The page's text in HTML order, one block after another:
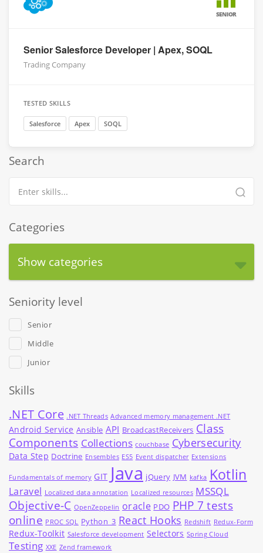
SENIOR
Senior Salesforce Developer | Apex, SOQL
Trading Company
TESTED SKILLS
Salesforce Apex SOQL
Search
Categories
Show categories
Seniority level
Senior
Middle
Junior
Skills
.NET Core .NET Threads Advanced memory management .NET
Android Service Ansible API BroadcastReceivers Class
Components Collections couchbase Cybersecurity
Data Step Doctrine Ensembles ES5 Event dispatcher Extensions
Fundamentals of memory GIT Java jQuery JVM kafka Kotlin
Laravel Localized data annotation Localized resources MSSQL
Objective-C OpenZeppelin oracle PDO PHP 7 tests
online PROC SQL Python_3 React Hooks Redshift Redux-Form
Redux-Toolkit Salesforce development Selectors Spring Cloud
Testing XXE Zend framework